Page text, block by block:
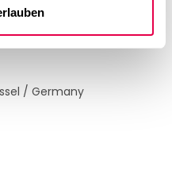
und -textilien. Wir
Restaurants, Hotels und
auf die Sie sich verlassen
/ Germany